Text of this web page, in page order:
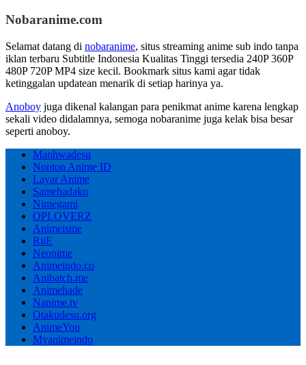
Nobaranime.com
Selamat datang di nobaranime, situs streaming anime sub indo tanpa
iklan terbaru Subtitle Indonesia Kualitas Tinggi tersedia 240P 360P
480P 720P MP4 size kecil. Bookmark situs kami agar tidak
ketinggalan updatean menarik di setiap harinya ya.
Anoboy juga dikenal kalangan para penikmat anime karena lengkap
sekali video didalamnya, semoga nobaranime juga kelak bisa besar
seperti anoboy.
Manhwadesu
Nonton Anime ID
Layar Anime
Samehadaku
Nimegami
OPLOVERZ
Animeisme
RiiE
Neonime
Animeindo.co
Anibatch.me
Animehade
Nanime.tv
Otakudesu.org
AnimeYou
Myanimeindo